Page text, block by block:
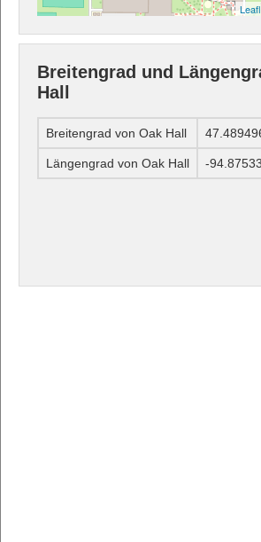
Breitengrad und
Hall
Breitengrad von Oak Hall
Längengrad von Oak Hall -